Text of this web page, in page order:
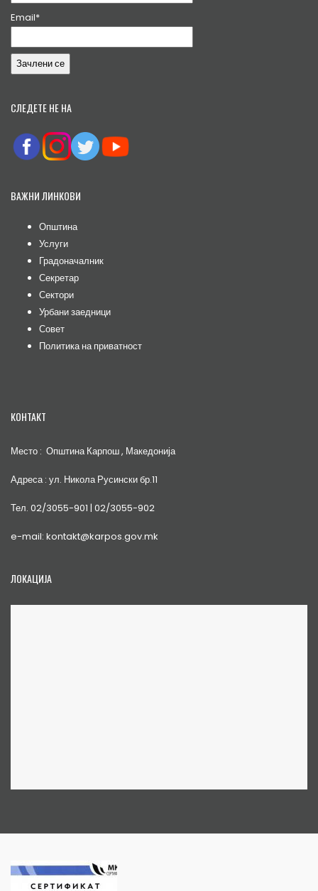
Email*
СЛЕДЕТЕ НЕ НА
ВАЖНИ ЛИНКОВИ
Општина
Услуги
Градоначалник
Секретар
Сектори
Урбани заедници
Совет
Политика на приватност
КОНТАКТ
Место : Општина Карпош , Македонија
Адреса : ул. Никола Русински бр.11
Тел. 02/3055-901 | 02/3055-902
e-mail: kontakt@karpos.gov.mk
ЛОКАЦИЈА